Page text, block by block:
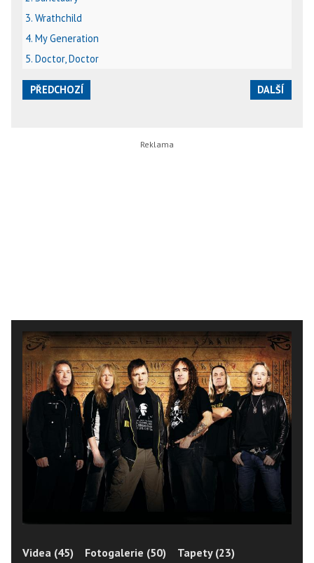
3. Wrathchild
4. My Generation
5. Doctor, Doctor
PŘEDCHOZÍ DALŠÍ
Videa (45) Fotogalerie (50)
Tapety (23)